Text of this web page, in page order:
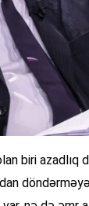
biri azadlıq